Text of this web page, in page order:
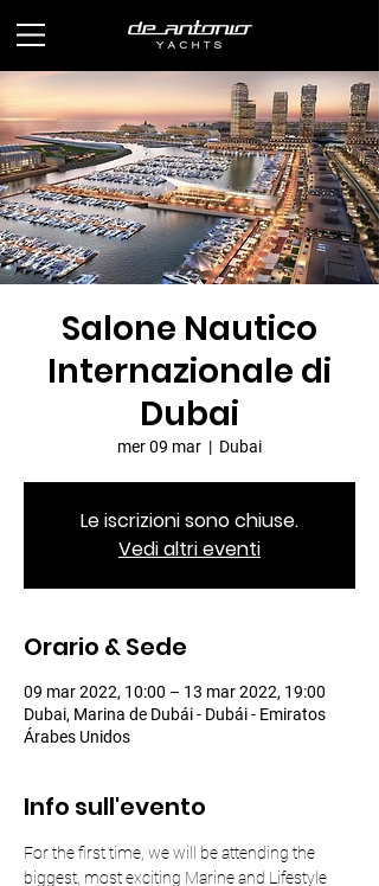
Salone Nautico
Internazionale di
Dubai
mer 09 mar
  |
Dubai
Le iscrizioni sono chiuse.
Vedi altri eventi
Orario & Sede
09 mar 2022, 10:00 – 13 mar 2022, 19:00
Dubai, Marina de Dubái - Dubái - Emiratos
Árabes Unidos
Info sull'evento
For the first time, we will be attending the
biggest, most exciting Marine and Lifestyle